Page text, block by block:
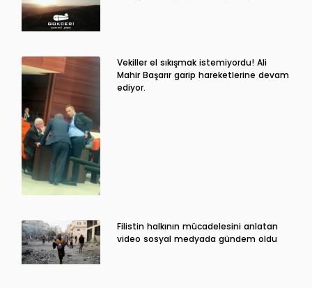
Vekiller el sıkışmak istemiyordu! Ali
Mahir Başarır garip hareketlerine devam
ediyor.
Filistin halkının mücadelesini anlatan
video sosyal medyada gündem oldu